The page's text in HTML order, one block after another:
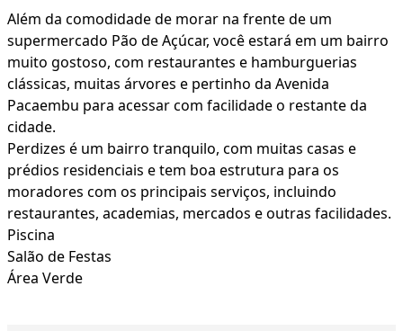
Além da comodidade de morar na frente de um
supermercado Pão de Açúcar, você estará em um bairro
muito gostoso, com restaurantes e hamburguerias
clássicas, muitas árvores e pertinho da Avenida
Pacaembu para acessar com facilidade o restante da
cidade.
Perdizes é um bairro tranquilo, com muitas casas e
prédios residenciais e tem boa estrutura para os
moradores com os principais serviços, incluindo
restaurantes, academias, mercados e outras facilidades.
Piscina
Salão de Festas
Área Verde